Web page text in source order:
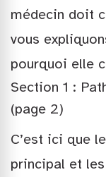
médecin doit
vous
pourquoi elle
Section 1 :
(page 2)
C’est ici que
principal et